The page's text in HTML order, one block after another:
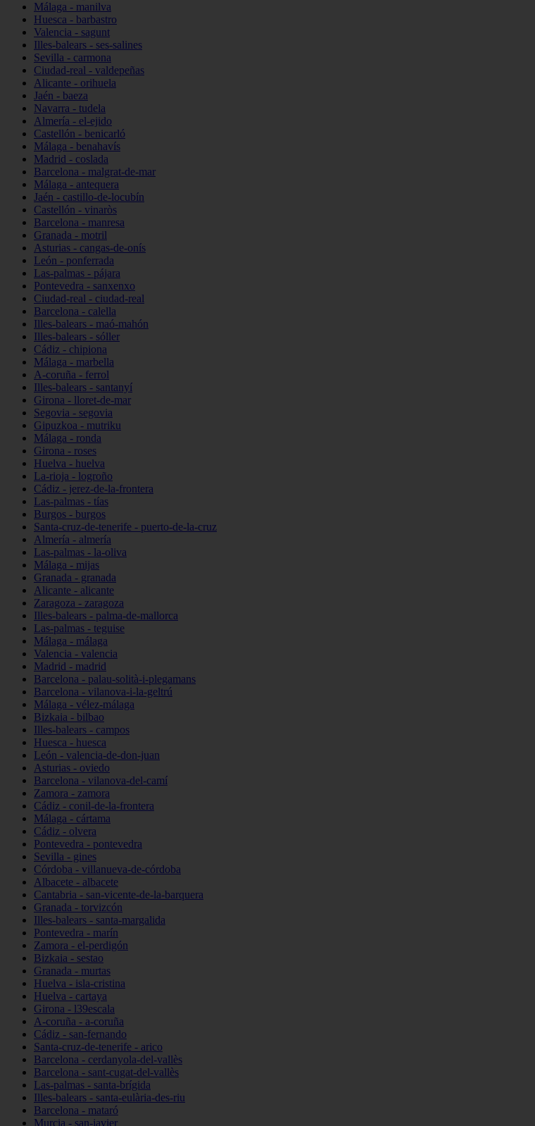
Málaga - manilva
Huesca - barbastro
Valencia - sagunt
Illes-balears - ses-salines
Sevilla - carmona
Ciudad-real - valdepeñas
Alicante - orihuela
Jaén - baeza
Navarra - tudela
Almería - el-ejido
Castellón - benicarló
Málaga - benahavís
Madrid - coslada
Barcelona - malgrat-de-mar
Málaga - antequera
Jaén - castillo-de-locubín
Castellón - vinaròs
Barcelona - manresa
Granada - motril
Asturias - cangas-de-onís
León - ponferrada
Las-palmas - pájara
Pontevedra - sanxenxo
Ciudad-real - ciudad-real
Barcelona - calella
Illes-balears - maó-mahón
Illes-balears - sóller
Cádiz - chipiona
Málaga - marbella
A-coruña - ferrol
Illes-balears - santanyí
Girona - lloret-de-mar
Segovia - segovia
Gipuzkoa - mutriku
Málaga - ronda
Girona - roses
Huelva - huelva
La-rioja - logroño
Cádiz - jerez-de-la-frontera
Las-palmas - tías
Burgos - burgos
Santa-cruz-de-tenerife - puerto-de-la-cruz
Almería - almería
Las-palmas - la-oliva
Málaga - mijas
Granada - granada
Alicante - alicante
Zaragoza - zaragoza
Illes-balears - palma-de-mallorca
Las-palmas - teguise
Málaga - málaga
Valencia - valencia
Madrid - madrid
Barcelona - palau-solità-i-plegamans
Barcelona - vilanova-i-la-geltrú
Málaga - vélez-málaga
Bizkaia - bilbao
Illes-balears - campos
Huesca - huesca
León - valencia-de-don-juan
Asturias - oviedo
Barcelona - vilanova-del-camí
Zamora - zamora
Cádiz - conil-de-la-frontera
Málaga - cártama
Cádiz - olvera
Pontevedra - pontevedra
Sevilla - gines
Córdoba - villanueva-de-córdoba
Albacete - albacete
Cantabria - san-vicente-de-la-barquera
Granada - torvizcón
Illes-balears - santa-margalida
Pontevedra - marín
Zamora - el-perdigón
Bizkaia - sestao
Granada - murtas
Huelva - isla-cristina
Huelva - cartaya
Girona - l39escala
A-coruña - a-coruña
Cádiz - san-fernando
Santa-cruz-de-tenerife - arico
Barcelona - cerdanyola-del-vallès
Barcelona - sant-cugat-del-vallès
Las-palmas - santa-brígida
Illes-balears - santa-eulària-des-riu
Barcelona - mataró
Murcia - san-javier